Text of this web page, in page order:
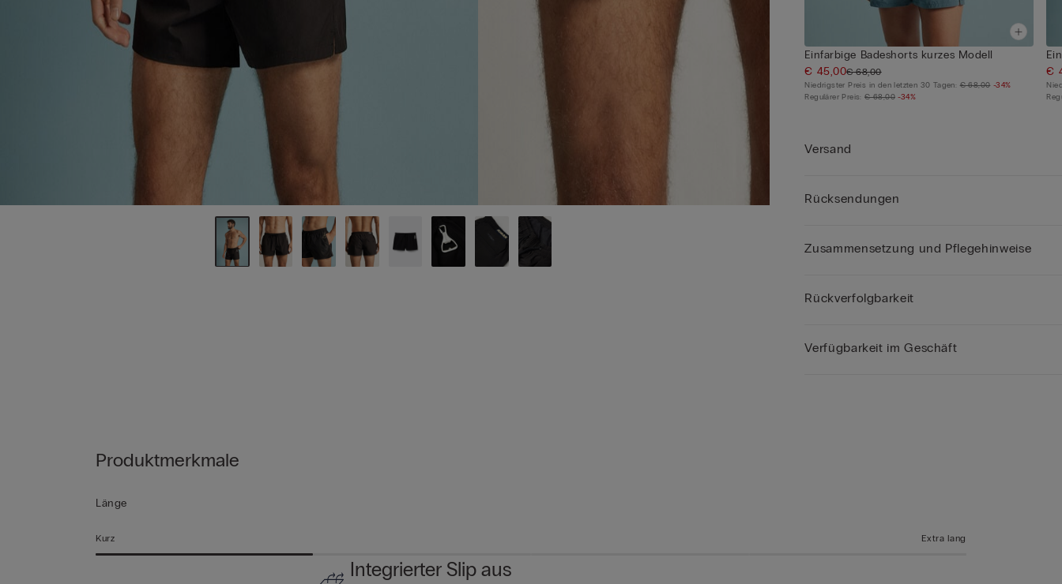
Einfarbige Badeshorts kurzes Modell
€ 45,00€ 68,00
Niedrigster Preis in den letzten 30 Tagen:€ 68,00 -34%
Regulärer Preis:€ 68,00 -34%
€
Versand
Rücksendungen
Zusammensetzung und Pflegehinweise
Rückverfolgbarkeit
Verfügbarkeit im Geschäft
Produktmerkmale
Länge
Kurz Extra lang
Integrierter Slip aus